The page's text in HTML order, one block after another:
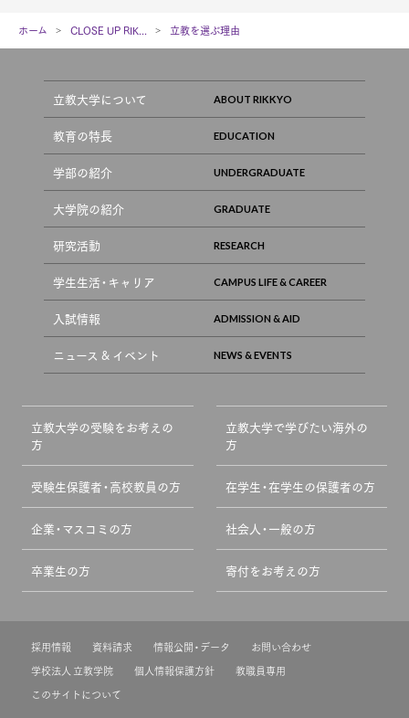
ホーム CLOSE UP RIK... 立教を選ぶ理由
立教大学について
教育の特長
学部の紹介
大学院の紹介
研究活動
学生生活・キャリア
入試情報
ニュース & イベント
立教大学の受験をお考えの
方
立教大学で学びたい海外の
方
受験生保護者・高校教員の方 在学生・在学生の保護者の方
企業・マスコミの方 社会人・一般の方
卒業生の方 寄付をお考えの方
採用情報 資料請求 情報公開・データ
お問い合わせ
学校法人 立教学院
個人情報保護方針
教職員専用
このサイトについて